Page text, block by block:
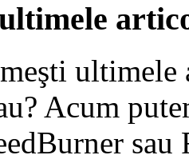
Acum
sau